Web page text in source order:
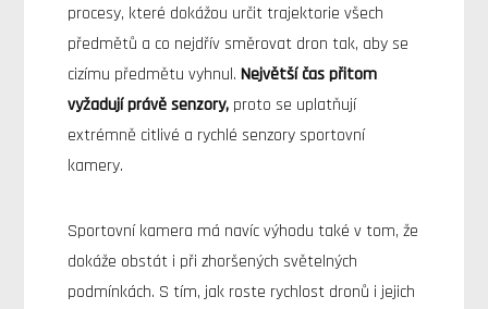
procesy, které dokážou určit trajektorie všech
předmětů a co nejdřív směrovat dron tak, aby se
cizímu předmětu vyhnul.Největší čas přitom
vyžadují právě senzory, proto se uplatňují
extrémně citlivé a rychlé senzory sportovní
kamery.
Sportovní kamera má navíc výhodu také v tom, že
dokáže obstát i při zhoršených světelných
podmínkách. S tím, jak roste rychlost dronů i jejich